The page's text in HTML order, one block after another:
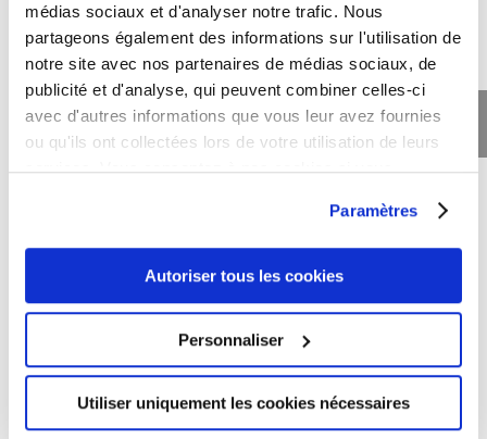
médias sociaux et d'analyser notre trafic. Nous
partageons également des informations sur l'utilisation de
notre site avec nos partenaires de médias sociaux, de
publicité et d'analyse, qui peuvent combiner celles-ci
avec d'autres informations que vous leur avez fournies
ou qu'ils ont collectées lors de votre utilisation de leurs
services. Vous consentez à nos cookies si vous
Paramètres
Autoriser tous les cookies
Personnaliser
Utiliser uniquement les cookies nécessaires

Notifications
clients lorsqu’ils réservent, des rappels lorsque leur
